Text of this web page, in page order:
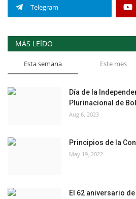
Telegram
MÁS LEÍDO
Esta semana Este mes
Día de la
Plurinacional de
Aug 6, 2023
Principios de la
May 19, 2022
El 62 aniversario